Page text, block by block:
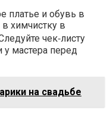
платье и обувь в
химчистку в
чек‑листу
у мастера перед
на свадьбе